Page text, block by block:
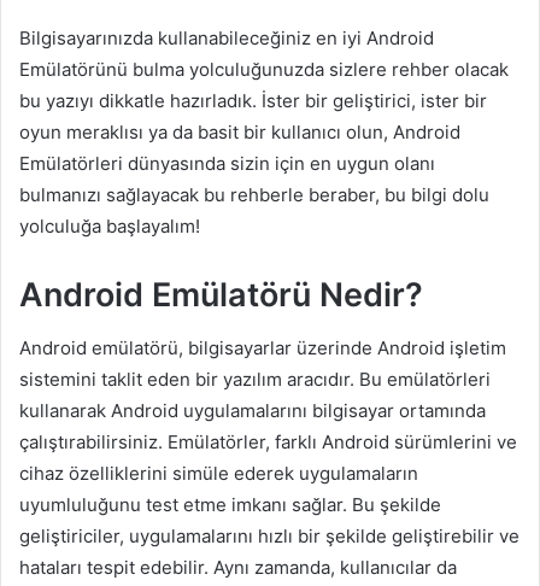
Bilgisayarınızda kullanabileceğiniz en iyi Android
Emülatörünü bulma yolculuğunuzda sizlere rehber olacak
bu yazıyı dikkatle hazırladık. İster bir geliştirici, ister bir
oyun meraklısı ya da basit bir kullanıcı olun, Android
Emülatörleri dünyasında sizin için en uygun olanı
bulmanızı sağlayacak bu rehberle beraber, bu bilgi dolu
yolculuğa başlayalım!
Android Emülatörü Nedir?
Android emülatörü, bilgisayarlar üzerinde Android işletim
sistemini taklit eden bir yazılım aracıdır. Bu emülatörleri
kullanarak Android uygulamalarını bilgisayar ortamında
çalıştırabilirsiniz. Emülatörler, farklı Android sürümlerini ve
cihaz özelliklerini simüle ederek uygulamaların
uyumluluğunu test etme imkanı sağlar. Bu şekilde
geliştiriciler, uygulamalarını hızlı bir şekilde geliştirebilir ve
hataları tespit edebilir. Aynı zamanda, kullanıcılar da